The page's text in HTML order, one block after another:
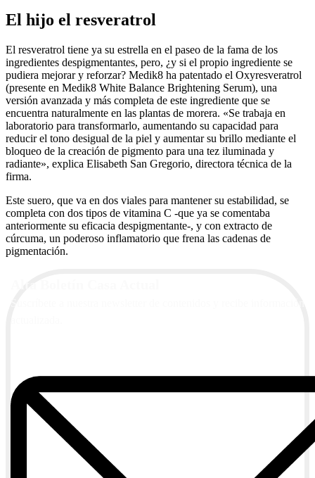
El hijo el resveratrol
El resveratrol tiene ya su estrella en el paseo de la fama de los
ingredientes despigmentantes, pero, ¿y si el propio ingrediente se
pudiera mejorar y reforzar? Medik8 ha patentado el Oxyresveratrol
(presente en Medik8 White Balance Brightening Serum), una
versión avanzada y más completa de este ingrediente que se
encuentra naturalmente en las plantas de morera. «Se trabaja en
laboratorio para transformarlo, aumentando su capacidad para
reducir el tono desigual de la piel y aumentar su brillo mediante el
bloqueo de la creación de pigmento para una tez iluminada y
radiante», explica Elisabeth San Gregorio, directora técnica de la
firma.
Este suero, que va en dos viales para mantener su estabilidad, se
completa con dos tipos de vitamina C -que ya se comentaba
anteriormente su eficacia despigmentante-, y con extracto de
cúrcuma, un poderoso inflamatorio que frena las cadenas de
pigmentación.